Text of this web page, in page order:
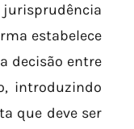
estabelece
decisão entre
introduzindo
que deve ser